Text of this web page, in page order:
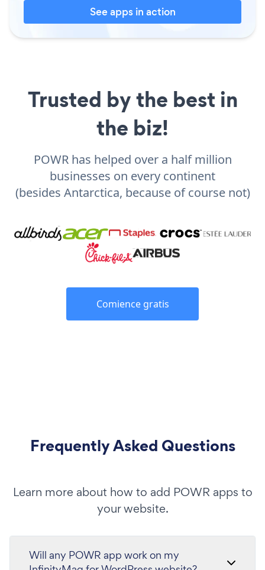
See apps in action
Trusted by the best in
the biz!
POWR has helped over a half million
businesses on every continent
(besides Antarctica, because of course not)
Comience gratis
Frequently Asked Questions
Learn more about how to add POWR apps to
your website.
Will any POWR app work on my